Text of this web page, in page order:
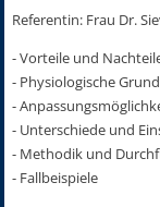
Referentin: Frau Dr.
- Vorteile und
- Physiologische
-
- Unterschiede und
- Methodik und
- Fallbeispiele